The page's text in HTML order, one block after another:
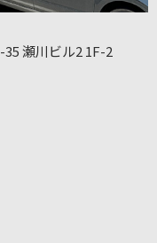
瀬川ビル2 1F-2